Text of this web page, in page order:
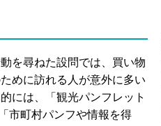
を尋ねた設問では、買い物
めに訪れる人が意外に多い
には、「観光パンフレット
市町村パンフや情報を得